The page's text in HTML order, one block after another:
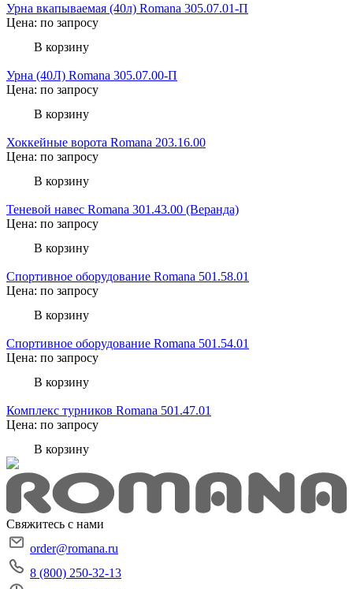
Урна вкапываемая (40л) Romana 305.07.01-П
Цена: по запросу
В корзину
Урна (40Л) Romana 305.07.00-П
Цена: по запросу
В корзину
Хоккейные ворота Romana 203.16.00
Цена: по запросу
В корзину
Теневой навес Romana 301.43.00 (Веранда)
Цена: по запросу
В корзину
Спортивное оборудование Romana 501.58.01
Цена: по запросу
В корзину
Спортивное оборудование Romana 501.54.01
Цена: по запросу
В корзину
Комплекс турников Romana 501.47.01
Цена: по запросу
В корзину
Свяжитесь с нами
order@romana.ru
8 (800) 250-32-13